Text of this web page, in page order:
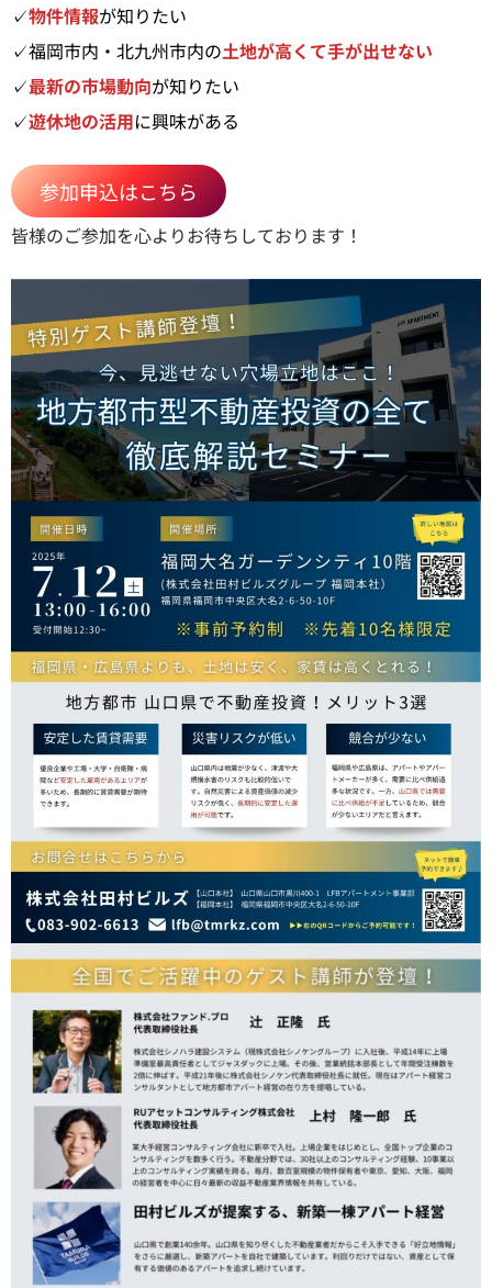
✓物件情報が知りたい
✓福岡市内・北九州市内の土地が高くて手が出せない
✓最新の市場動向が知りたい
✓遊休地の活用に興味がある
参加申込はこちら
皆様のご参加を心よりお待ちしております！